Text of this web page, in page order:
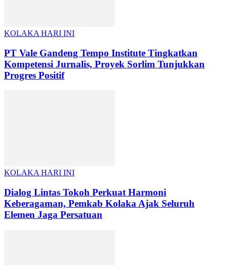
KOLAKA HARI INI
PT Vale Gandeng Tempo Institute Tingkatkan
Kompetensi Jurnalis, Proyek Sorlim Tunjukkan
Progres Positif
KOLAKA HARI INI
Dialog Lintas Tokoh Perkuat Harmoni
Keberagaman, Pemkab Kolaka Ajak Seluruh
Elemen Jaga Persatuan